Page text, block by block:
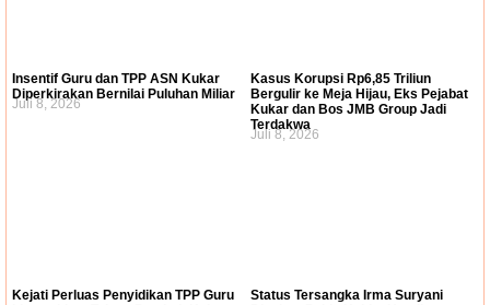
Insentif Guru dan TPP ASN Kukar
Diperkirakan Bernilai Puluhan Miliar
Juli 8, 2026
Kasus Korupsi Rp6,85 Triliun
Bergulir ke Meja Hijau, Eks Pejabat
Kukar dan Bos JMB Group Jadi
Terdakwa
Juli 8, 2026
Kejati Perluas Penyidikan TPP Guru
Status Tersangka Irma Suryani